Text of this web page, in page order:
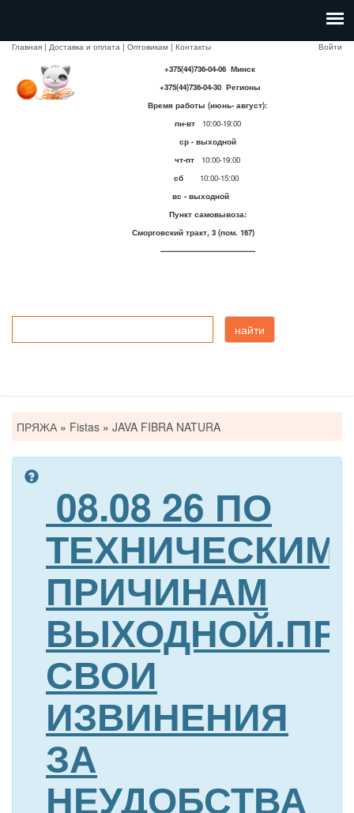
Главная | Доставка и оплата | Оптовикам | Контакты
Войти
+375(44)736-04-06 Минск
+375(44)736-04-30 Регионы
Время работы (июнь- август):
пн-вт
10:00-19:00
ср - выходной
чт-пт 10:00-19:00
сб
10:00-15:00
вс - выходной
Пункт самовывоза:
Сморговский тракт, 3 (пом. 167)
----------------------------------------
найти
здесь
ПРЯЖА » Fistas » JAVA FIBRA NATURA
08.08 26 ПО
ТЕХНИЧЕСКИМ
ПРИЧИНАМ
СВОИ
ИЗВИНЕНИЯ
ЗА
НЕУДОБСТВА